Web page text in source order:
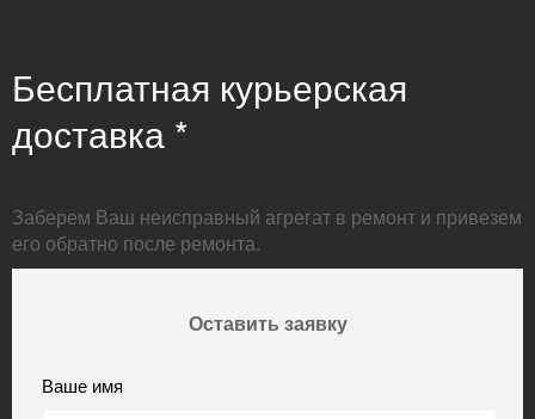
Бесплатная курьерская
доставка *
Заберем Ваш неисправный агрегат в ремонт и привезем
его обратно после ремонта.
Оставить заявку
Ваше имя